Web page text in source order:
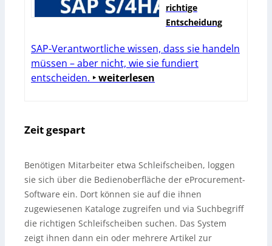
richtige
Entscheidung
SAP-Verantwortliche wissen, dass sie handeln
müssen – aber nicht, wie sie fundiert
entscheiden. ‣ weiterlesen
Zeit gespart
Benötigen Mitarbeiter etwa Schleifscheiben, loggen
sie sich über die Bedienoberfläche der eProcurement-
Software ein. Dort können sie auf die ihnen
zugewiesenen Kataloge zugreifen und via Suchbegriff
die richtigen Schleifscheiben suchen. Das System
zeigt ihnen dann ein oder mehrere Artikel zur